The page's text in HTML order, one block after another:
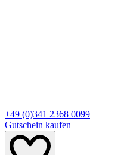
+49 (0)341 2368 0099
Gutschein kaufen